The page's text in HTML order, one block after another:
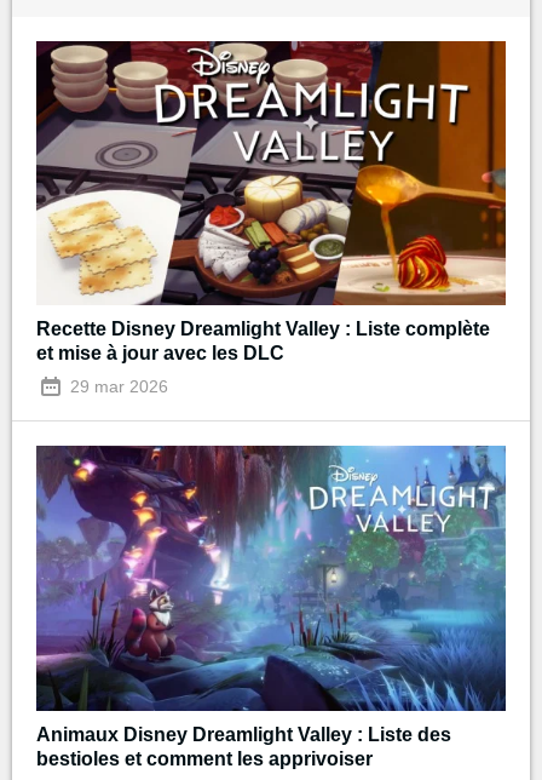
Recette Disney Dreamlight Valley : Liste complète
et mise à jour avec les DLC
29 mar 2026
Animaux Disney Dreamlight Valley : Liste des
bestioles et comment les apprivoiser